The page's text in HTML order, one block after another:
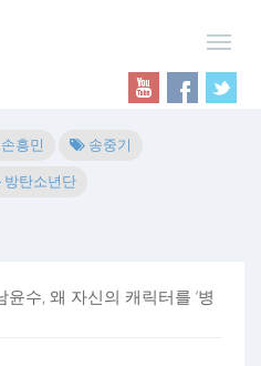
손흥민
송중기
방탄소년단
윤수, 왜 자신의 캐릭터를 ‘병